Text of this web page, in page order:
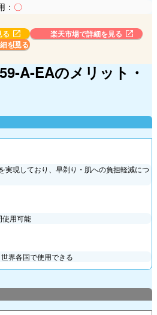
： 〇
楽天市場で詳細を見る
を見る
A-EAのメリット・
実現しており、早剃り・肌への負担軽減につ
使用可能
界各国で使用できる